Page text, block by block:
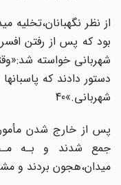
از نظر نگهبانان،تخلیه
بود که پس از‌ رفتن‌ افسر
شهربانی خواسته
دستور دادند که پاسبانها
شهربانی.»40
پس از خارج شدن
جمع شدند و بـه
میدان،هجون بردند و